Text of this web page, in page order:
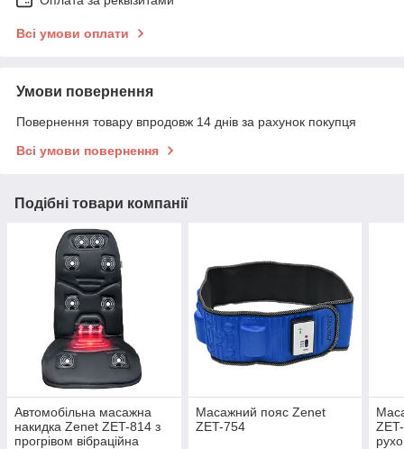
Всі умови оплати
Умови повернення
Повернення товару впродовж 14 днів за рахунок покупця
Всі умови повернення
Подібні товари компанії
Автомобільна масажна
накидка Zenet ZET-814 з
прогрівом вібраційна
Масажний пояс Zenet
ZET-754